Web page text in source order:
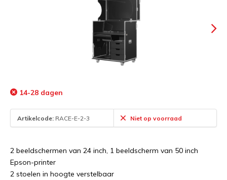
14-28 dagen
Artikelcode: RACE-E-2-3 Niet op voorraad
2 beeldschermen van 24 inch, 1 beeldscherm van 50 inch
Epson-printer
2 stoelen in hoogte verstelbaar